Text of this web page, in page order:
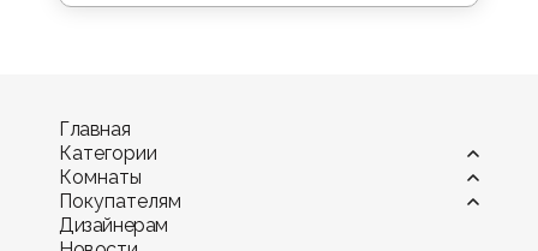
Главная
Категории
Витрины
Диваны
Камины
Комнаты
Гостиная
Детская комната
Покупателям
Оплата
Дизайнерам